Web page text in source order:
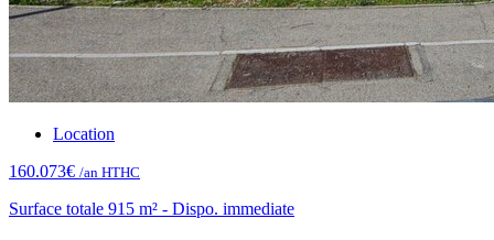
Location
160.073€ /an HTHC
Surface totale 915 m² - Dispo. immediate